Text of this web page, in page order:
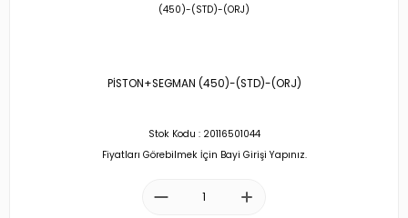
PİSTON+SEGMAN (450)-(STD)-(ORJ)
Stok Kodu : 20116501044
Fiyatları Görebilmek İçin Bayi Girişi Yapınız.